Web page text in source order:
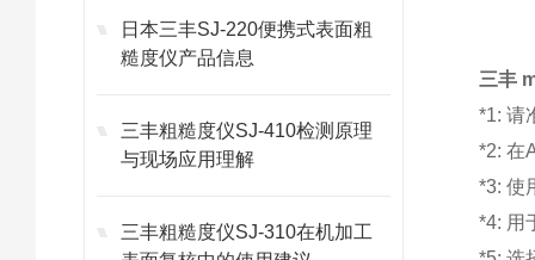
日本三丰SJ-220便携式表面粗
糙度仪产品信息
三丰粗糙度仪SJ-410检测原理
与现场应用理解
三丰粗糙度仪SJ-310在机加工
三丰
*1: 请
*2: 在
*3: 使
*4: 用